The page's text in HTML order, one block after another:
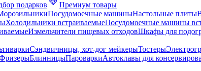
подарков
Премиум товары
Посудомоечные машиныНастольные плиты
Холодильники встраиваемыеПосудомоечные машины
Измельчители пищевых отходовШкафы для
Сэндвичницы, хот-дог мейкерыТостеры
БлинницыПароваркиАвтоклавы для